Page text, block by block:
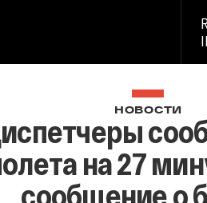
НОВОСТИ
на 27
сообщение о